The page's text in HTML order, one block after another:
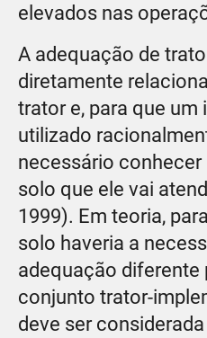
elevados nas
A adequação de
diretamente
trator e, para que um
utilizado
necessário
solo que ele vai
1999). Em teoria,
solo haveria a
adequação diferente
conjunto trator-
deve ser